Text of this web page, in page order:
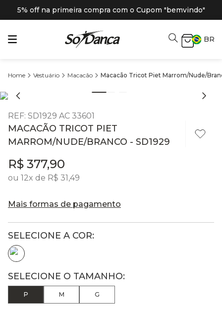
5% off na primeira compra com o Cupom "bemvindo"
BR
Vestuário Macacão Macacão Tricot Piet Marrom/Nude/
REF: SD1929 AC 33601
MACACÃO TRICOT PIET
MARROM/NUDE/BRANCO - SD1929
R$ 377,90
ou 12x de R$ 31,49
Mais formas de pagamento
P M G